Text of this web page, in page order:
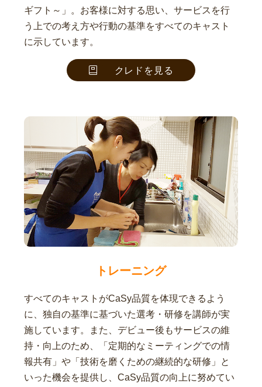
ギフト～」。お客様に対する思い、サービスを行
う上での考え方や行動の基準をすべてのキャスト
に示しています。
クレドを見る
トレーニング
すべてのキャストがCaSy品質を体現できるよう
に、独自の基準に基づいた選考・研修を講師が実
施しています。また、デビュー後もサービスの維
持・向上のため、「定期的なミーティングでの情
報共有」や「技術を磨くための継続的な研修」と
いった機会を提供し、CaSy品質の向上に努めてい